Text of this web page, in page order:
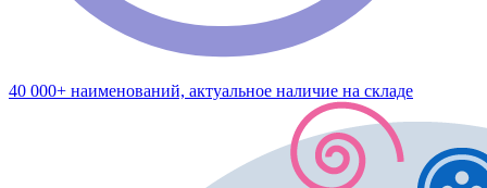
40 000+ наименований, актуальное наличие на складе